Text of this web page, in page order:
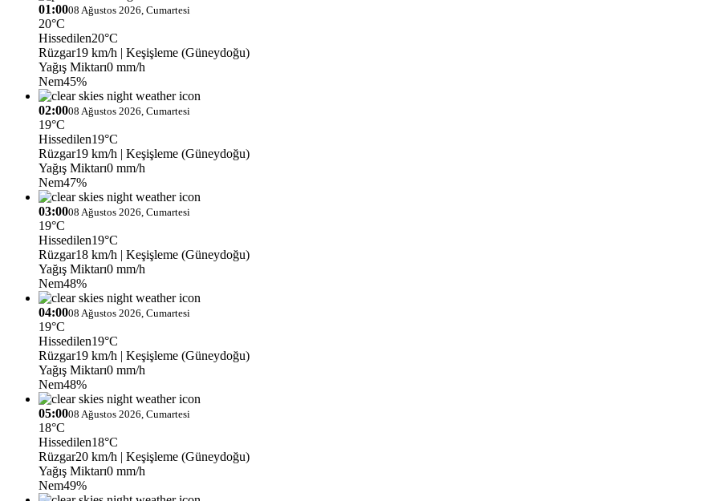
01:0008 Ağustos 2026, Cumartesi
20°C
Hissedilen20°C
Rüzgar19 km/h | Keşişleme (Güneydoğu)
Yağış Miktarı0 mm/h
Nem45%
02:0008 Ağustos 2026, Cumartesi
19°C
Hissedilen19°C
Rüzgar19 km/h | Keşişleme (Güneydoğu)
Yağış Miktarı0 mm/h
Nem47%
03:0008 Ağustos 2026, Cumartesi
19°C
Hissedilen19°C
Rüzgar18 km/h | Keşişleme (Güneydoğu)
Yağış Miktarı0 mm/h
Nem48%
04:0008 Ağustos 2026, Cumartesi
19°C
Hissedilen19°C
Rüzgar19 km/h | Keşişleme (Güneydoğu)
Yağış Miktarı0 mm/h
Nem48%
05:0008 Ağustos 2026, Cumartesi
18°C
Hissedilen18°C
Rüzgar20 km/h | Keşişleme (Güneydoğu)
Yağış Miktarı0 mm/h
Nem49%